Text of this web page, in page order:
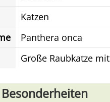
Katzen
Panthera onca
Große Raubkatze